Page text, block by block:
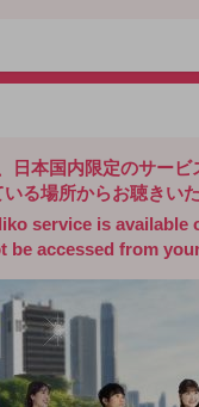
日本国内限定のサービ
る場所からお聴きい
service is available
be accessed from